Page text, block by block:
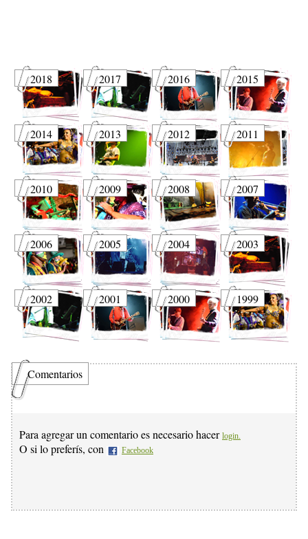
2018 2017 2016 2015
2014 2013 2012 2011
2010 2009 2008 2007
2006 2005 2004 2003
2002 2001 2000 1999
Comentarios
Para agregar un comentario es necesario hacer login.
O si lo preferís, con Facebook